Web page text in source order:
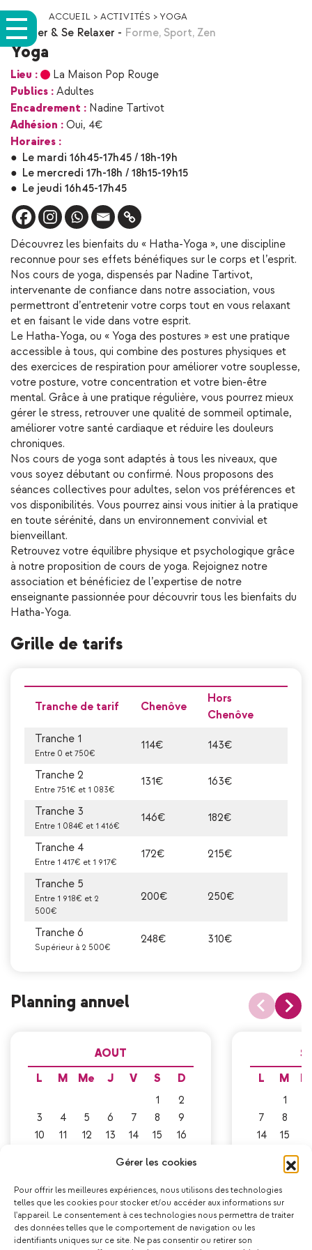
Gérer les cookies
Pour offrir les meilleures expériences, nous utilisons des technologies
telles que les cookies pour stocker et/ou accéder aux informations sur
l'appareil. Le consentement à ces technologies nous permettra de traiter
des données telles que le comportement de navigation ou les
identifiants uniques sur ce site. Ne pas consentir ou retirer son
ACCUEIL > ACTIVITÉS >YOGA
Bouger & Se Relaxer - Forme, Sport, Zen
Yoga
Lieu :
La Maison Pop Rouge
Publics : Adultes
Encadrement : Nadine Tartivot
Adhésion : Oui, 4€
Horaires :
● Le mardi 16h45-17h45 / 18h-19h
● Le mercredi 17h-18h / 18h15-19h15
● Le jeudi 16h45-17h45
Découvrez les bienfaits du « Hatha-Yoga », une discipline
reconnue pour ses effets bénéfiques sur le corps et l’esprit.
Nos cours de yoga, dispensés par Nadine Tartivot,
intervenante de confiance dans notre association, vous
permettront d’entretenir votre corps tout en vous relaxant
et en faisant le vide dans votre esprit.
Le Hatha-Yoga, ou « Yoga des postures » est une pratique
accessible à tous, qui combine des postures physiques et
des exercices de respiration pour améliorer votre souplesse,
votre posture, votre concentration et votre bien-être
mental. Grâce à une pratique régulière, vous pourrez mieux
gérer le stress, retrouver une qualité de sommeil optimale,
améliorer votre santé cardiaque et réduire les douleurs
chroniques.
Nos cours de yoga sont adaptés à tous les niveaux, que
vous soyez débutant ou confirmé. Nous proposons des
séances collectives pour adultes, selon vos préférences et
vos disponibilités. Vous pourrez ainsi vous initier à la pratique
en toute sérénité, dans un environnement convivial et
bienveillant.
Retrouvez votre équilibre physique et psychologique grâce
à notre proposition de cours de yoga. Rejoignez notre
association et bénéficiez de l’expertise de notre
enseignante passionnée pour découvrir tous les bienfaits du
Hatha-Yoga.
Grille de tarifs
Tranche de tarif Chenôve
Hors
Chenôve
Tranche 1
Entre 0 et 750€
114€ 143€
Tranche 2
Entre 751€ et 1 083€
131€ 163€
Tranche 3
Entre 1 084€ et 1 416€
146€ 182€
Tranche 4
Entre 1 417€ et 1 917€
172€ 215€
Tranche 5
Entre 1 918€ et 2
500€
200€ 250€
Tranche 6
Supérieur à 2 500€
248€ 310€
Planning annuel
AOUT
L
M Me J V S
D
1
2
3
4 5 6 7 8
9
10
11 12 13 14 15
16
28 29
30
31
L
M
1
7
8
14
15
22
29
Ca pourrait vous plaire !